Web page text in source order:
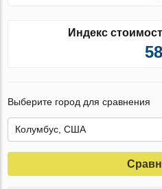
Индекс
58
Выберите город для сравнения